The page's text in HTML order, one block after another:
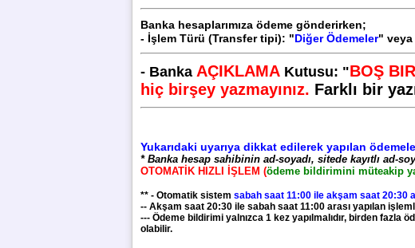
Banka hesaplarımıza ödeme gönderirken;
- İşlem Türü (Transfer tipi): "Diğer Ödemeler" veya
- Banka AÇIKLAMA Kutusu: "BOŞ
hiç birşey yazmayınız. Farklı bir
Yukarıdaki uyarıya dikkat edilerek yapılan
* Banka hesap sahibinin ad-soyadı, sitede kayıtlı ad-
OTOMATİK HIZLI İŞLEM (ödeme bildirimini müteakip
** - Otomatik sistem sabah saat 11:00 ile akşam saat 20:30
-- Akşam saat 20:30 ile sabah saat 11:00 arası yapılan
--- Ödeme bildirimi yalnızca 1 kez yapılmalıdır, birden fazla
olabilir.